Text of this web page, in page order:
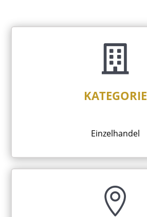

KATEGORIE
Einzelhandel
